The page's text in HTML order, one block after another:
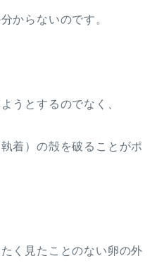
からないのです。
うとするのでなく、
着）の殻を破ることがポ
く見たことのない卵の外